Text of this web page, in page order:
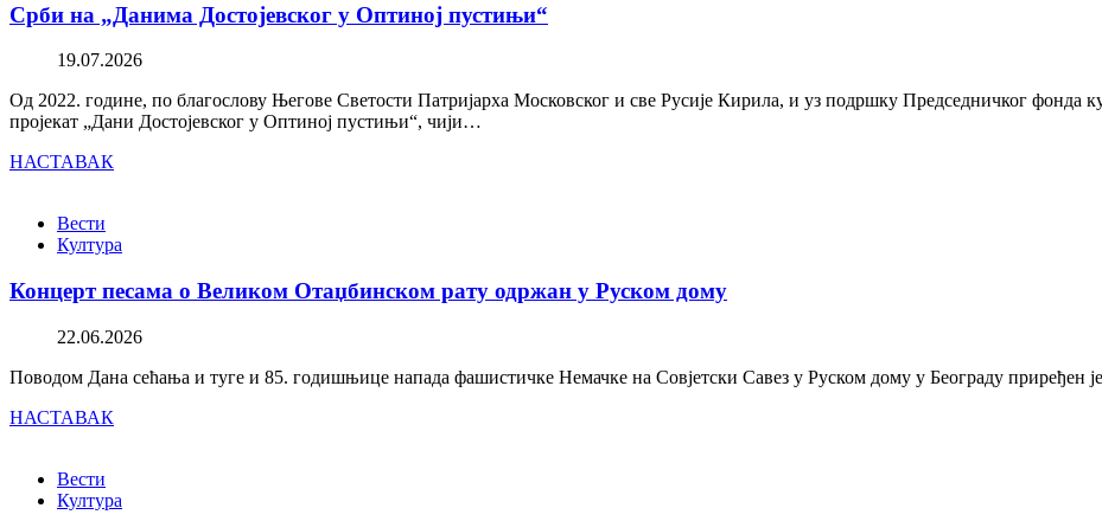
Срби на „Данима Достојевског у Оптиној пустињи“
19.07.2026
Од 2022. године, по благослову Његове Светости Патријарха Московског и све Русије Кирила, и уз подршку Председничког фонда
пројекат „Дани Достојевског у Оптиној пустињи“, чији…
НАСТАВАК
Вести
Култура
Концерт песама о Великом Отаџбинском рату одржан у Руском дому
22.06.2026
Поводом Дана сећања и туге и 85. годишњице напада фашистичке Немачке на Совјетски Савез у Руском дому у Београду приређен
НАСТАВАК
Вести
Култура